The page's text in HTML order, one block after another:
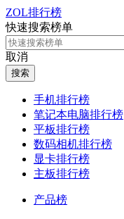
ZOL排行榜
快速搜索榜单
取消
搜索
手机排行榜
笔记本电脑排行榜
平板排行榜
数码相机排行榜
显卡排行榜
主板排行榜
产品榜